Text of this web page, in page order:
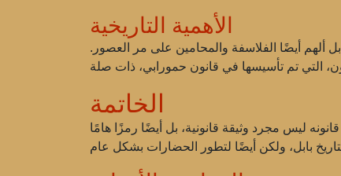
الأهمية التاريخية
ألهم أيضًا الفلاسفة والمحامين على مر العصور.
الخاتمة
ليس مجرد وثيقة قانونية، بل أيضًا رمزًا هامًا